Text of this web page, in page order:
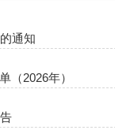
通知
（2026年）